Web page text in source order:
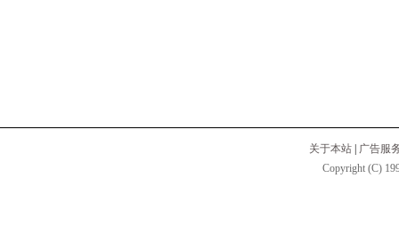
关于本站
广告服
Copyright (C)